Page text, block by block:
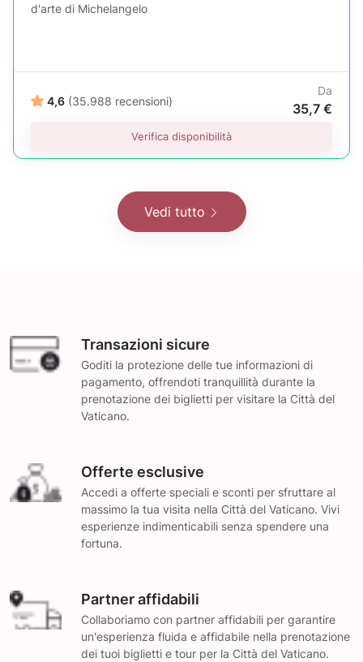
d'arte di Michelangelo
4,6 (35.988 recensioni)
Da
35,7 €
Verifica disponibilità
Vedi tutto
Transazioni sicure
Goditi la protezione delle tue informazioni di
pagamento, offrendoti tranquillità durante la
prenotazione dei biglietti per visitare la Città del
Vaticano.
Offerte esclusive
Accedi a offerte speciali e sconti per sfruttare al
massimo la tua visita nella Città del Vaticano. Vivi
esperienze indimenticabili senza spendere una
fortuna.
Partner affidabili
Collaboriamo con partner affidabili per garantire
un'esperienza fluida e affidabile nella prenotazione
dei tuoi biglietti e tour per la Città del Vaticano.